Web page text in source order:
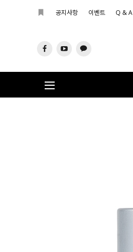
공지사항 이벤트 Q & A